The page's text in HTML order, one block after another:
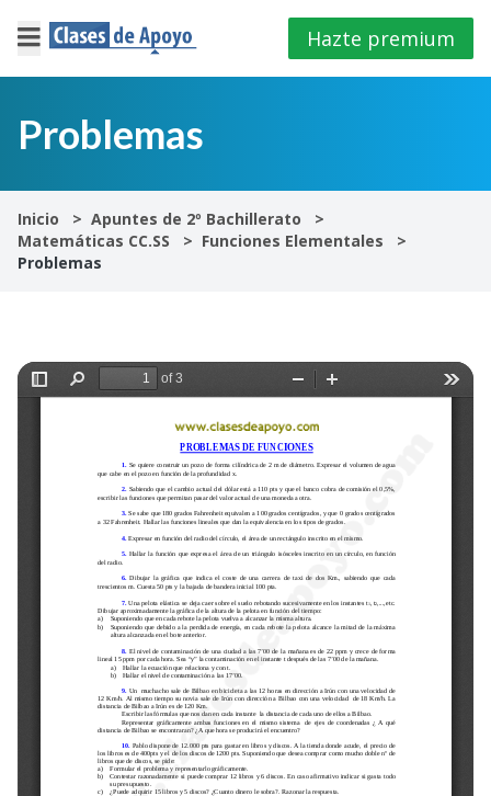
×
sesión
4º
Bachillerato
Selectividad
Hazte premium
Problemas
Inicio
Apuntes de 2º Bachillerato
Matemáticas CC.SS
Funciones Elementales
Problemas